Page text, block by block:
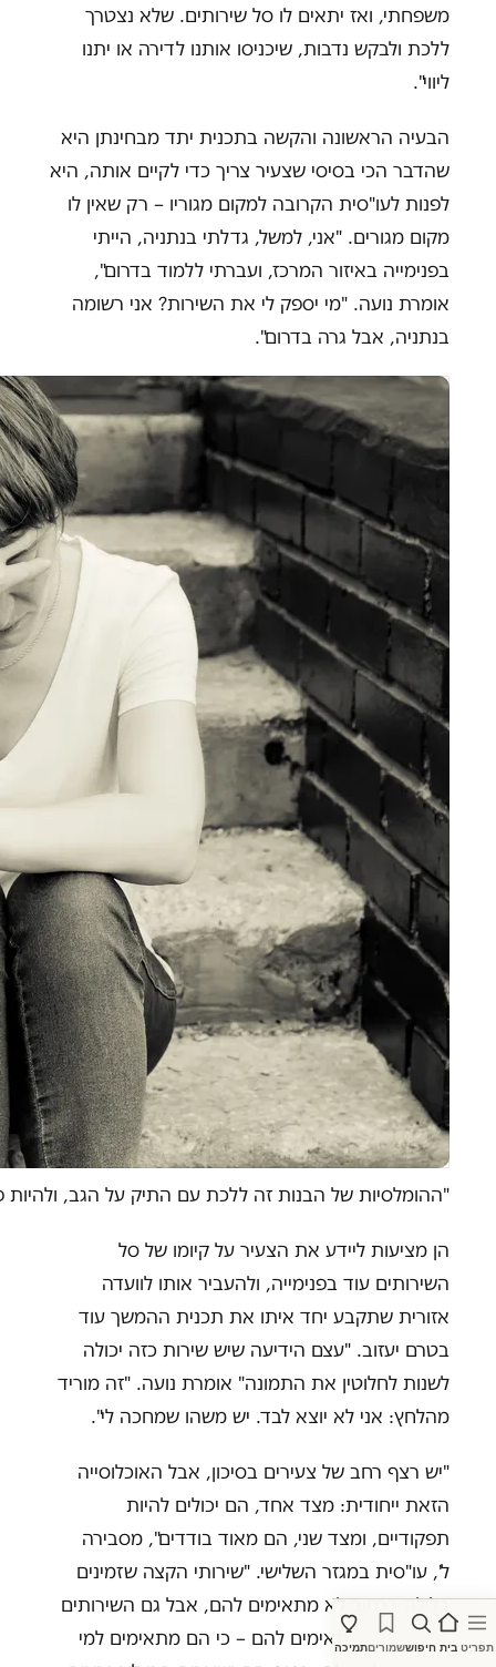
תפריט בית חיפוששמוריםתמיכה
משפחתי, ואז יתאים לו סל שירותים. שלא נצטרך
ללכת ולבקש נדבות, שיכניסו אותנו לדירה או יתנו
ליווי".
הבעיה הראשונה והקשה בתכנית יתד מבחינתן היא
שהדבר הכי בסיסי שצעיר צריך כדי לקיים אותה, היא
לפנות לעו"סית הקרובה למקום מגוריו – רק שאין לו
מקום מגורים. "אני, למשל, גדלתי בנתניה, הייתי
בפנימייה באיזור המרכז, ועברתי ללמוד בדרום",
אומרת נועה. "מי יספק לי את השירות? אני רשומה
בנתניה, אבל גרה בדרום".
"ההומלסיות של הבנות זה ללכת עם התיק על הגב,
הן מציעות ליידע את הצעיר על קיומו של סל
השירותים עוד בפנימייה, ולהעביר אותו לוועדה
אזורית שתקבע יחד איתו את תכנית ההמשך עוד
בטרם יעזוב. "עצם הידיעה שיש שירות כזה יכולה
לשנות לחלוטין את התמונה" אומרת נועה. "זה מוריד
מהלחץ: אני לא יוצא לבד. יש משהו שמחכה לי".
"יש רצף רחב של צעירים בסיכון, אבל האוכלוסייה
הזאת ייחודית: מצד אחד, הם יכולים להיות
תפקודיים, ומצד שני, הם מאוד בודדים", מסבירה
ל', עו"סית במגזר השלישי. "שירותי הקצה שזמינים
בלילה ברחוב לא מתאימים להם, אבל גם השירותים
של יתד לא מתאימים להם – כי הם מתאימים למי